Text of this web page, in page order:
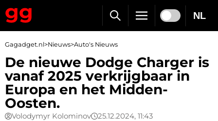
NL
Gagadget.nl>Nieuws>Auto's Nieuws
De nieuwe Dodge Charger is
vanaf 2025 verkrijgbaar in
Europa en het Midden-
Oosten.
Volodymyr Kolominov 25.12.2024, 11:43